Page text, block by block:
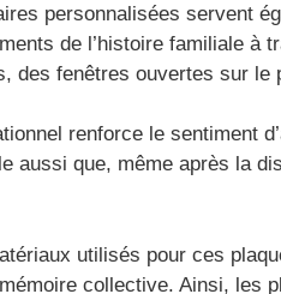
personnalisées servent
de l’histoire familiale à
des fenêtres ouvertes sur
renforce le sentiment
aussi que, même après la
utilisés pour ces
collective. Ainsi, les